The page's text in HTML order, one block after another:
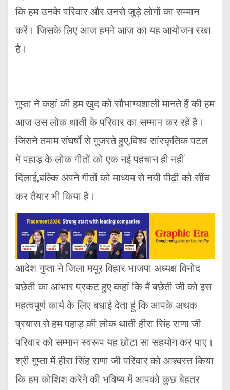
कि हम उनके परिवार और उनसे जुड़े लोगों का सम्मान
करें। जिसके लिए आज हमने आज का यह आयोजन रखा
है।
गुप्ता ने कहां की हम खुद को सौभाग्यशाली मानते हैं की हम
आज उस लोक थाती के परिवार का सम्मान कर रहे है।
जिसने तमाम संघर्षों से गुजरते हुए,विश्व सांस्कृतिक पटल
में पहाड़ के लोक गीतों को एक नई पहचान ही नहीं
दिलाई,बल्कि अपने गीतों को माध्यम से नयी पीढ़ी को सींच
कर तैयार भी किया है।
आदेश गुप्ता ने जिला मयूर विहार भाजपा अध्यक्ष विनोद
बछेती का आभार प्रकट हुए कहां कि मैं बछेती जी को इस
महत्वपूर्ण कार्य के लिए बधाई देता हूं कि आपके अथक
प्रयास से हम पहाड़ की लोक थाती हीरा सिंह राणा जी
परिवार को सम्मान स्वरूप यह छोटा सा सहयोग कर पाए।
श्री गुप्ता में हीरा सिंह राणा जी परिवार को आश्वस्त किया
कि हम कोशिश करेंगे की भविष्य में आपको कुछ बेहतर